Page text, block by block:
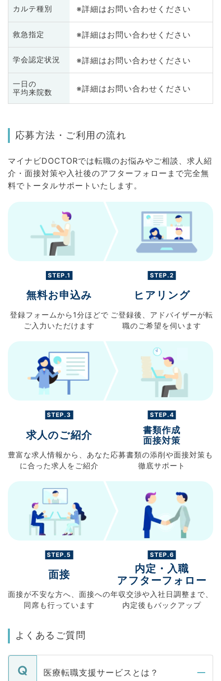
カルテ種別 ※詳細はお問い合わせください
救急指定 ※詳細はお問い合わせください
学会認定状況 ※詳細はお問い合わせください
一日の
平均来院数
※詳細はお問い合わせください
応募方法・ご利用の流れ
マイナビDOCTORでは転職のお悩みやご相談、求人紹
介・面接対策や入社後のアフターフォローまで完全無
料でトータルサポートいたします。
STEP.1
無料お申込み
登録フォームから 1分ほどで
ご入力 いただけます
STEP.2
ヒアリング
ご登録後、 アドバイザーが転
職のご希望を伺います
STEP.3
求人のご紹介
豊富な求人情報から、 あなた
に合った求人を ご紹介
STEP.4
書類作成
面接対策
応募書類の添削や面接対策も
徹底サポート
STEP.5
面接
面接が不安な方へ、 面接への
同席も行っています
STEP.6
内定・入職
アフターフォロー
年収交渉や入社日調整まで、
内定後もバックアップ
よくあるご質問
医療転職支援サービスとは？